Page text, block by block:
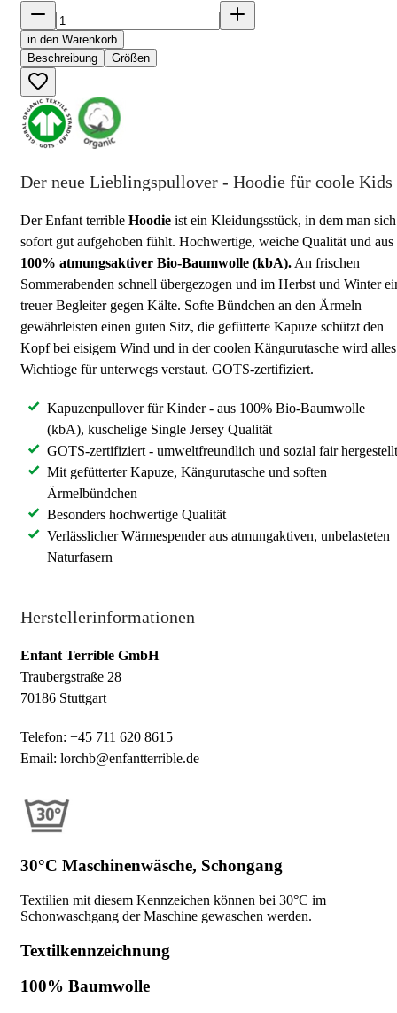
in den Warenkorb
Beschreibung
Größen
Der neue Lieblingspullover - Hoodie für coole Kids
Der Enfant terrible Hoodie ist ein Kleidungsstück, in dem man sich
sofort gut aufgehoben fühlt. Hochwertige, weiche Qualität und aus
100% atmungsaktiver Bio-Baumwolle (kbA). An frischen
Sommerabenden schnell übergezogen und im Herbst und Winter
treuer Begleiter gegen Kälte. Softe Bündchen an den Ärmeln
gewährleisten einen guten Sitz, die gefütterte Kapuze schützt den
Kopf bei eisigem Wind und in der coolen Kängurutasche wird alles
Wichtioge für unterwegs verstaut. GOTS-zertifiziert.
Kapuzenpullover für Kinder - aus 100% Bio-Baumwolle
(kbA), kuschelige Single Jersey Qualität
GOTS-zertifiziert - umweltfreundlich und sozial fair hergestellt
Mit gefütterter Kapuze, Kängurutasche und soften
Ärmelbündchen
Besonders hochwertige Qualität
Verlässlicher Wärmespender aus atmungaktiven, unbelasteten
Naturfasern
Herstellerinformationen
Enfant Terrible GmbH
Traubergstraße 28
70186 Stuttgart
Telefon: +45 711 620 8615
Email: lorchb@enfantterrible.de
30°C Maschinenwäsche, Schongang
Textilien mit diesem Kennzeichen können bei 30°C im
Schonwaschgang der Maschine gewaschen werden.
Textilkennzeichnung
100% Baumwolle